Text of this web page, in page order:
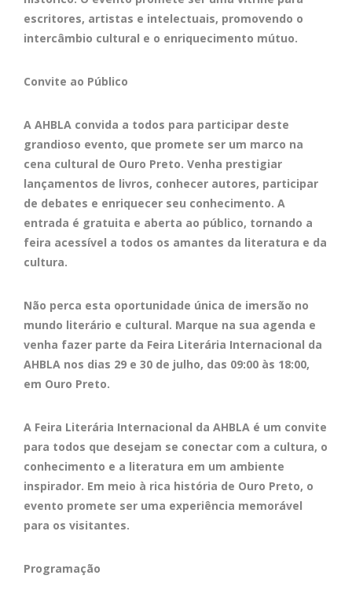
escritores, artistas e intelectuais, promovendo o
intercâmbio cultural e o enriquecimento mútuo.
Convite ao Público
A AHBLA convida a todos para participar deste
grandioso evento, que promete ser um marco na
cena cultural de Ouro Preto. Venha prestigiar
lançamentos de livros, conhecer autores, participar
de debates e enriquecer seu conhecimento. A
entrada é gratuita e aberta ao público, tornando a
feira acessível a todos os amantes da literatura e da
cultura.
Não perca esta oportunidade única de imersão no
mundo literário e cultural. Marque na sua agenda e
venha fazer parte da Feira Literária Internacional da
AHBLA nos dias 29 e 30 de julho, das 09:00 às 18:00,
em Ouro Preto.
A Feira Literária Internacional da AHBLA é um convite
para todos que desejam se conectar com a cultura, o
conhecimento e a literatura em um ambiente
inspirador. Em meio à rica história de Ouro Preto, o
evento promete ser uma experiência memorável
para os visitantes.
Programação